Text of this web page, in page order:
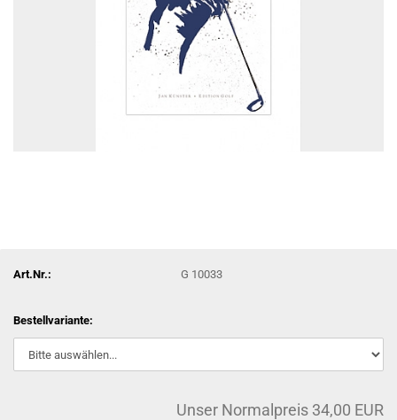
Art.Nr.: G 10033
Bestellvariante:
Unser Normalpreis 34,00 EUR